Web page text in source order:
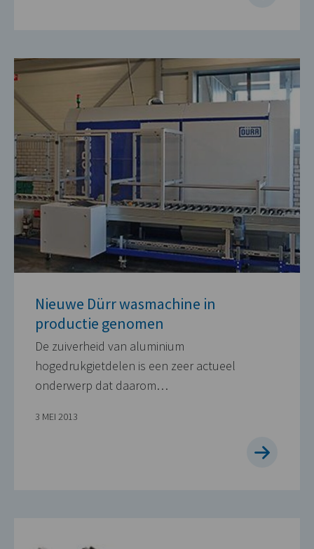
Nieuwe Dürr wasmachine in
productie genomen
De zuiverheid van aluminium
hogedrukgietdelen is een zeer actueel
onderwerp dat daarom…
3 MEI 2013